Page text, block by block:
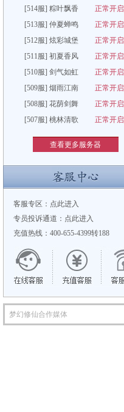
[514服] 粽叶飘香
正常开启
[513服] 仲夏蝉鸣
正常开启
[512服] 炫彩城堡
正常开启
[511服] 初夏香风
正常开启
[510服] 剑气如虹
正常开启
[509服] 烟雨江南
正常开启
[508服] 花荫剑舞
正常开启
[507服] 桃林清歌
正常开启
查看更多服务器
客服专区： 点此进入
专员投诉通道： 点此进入
充值热线：400-655-4399转188
梦幻修仙合作媒体